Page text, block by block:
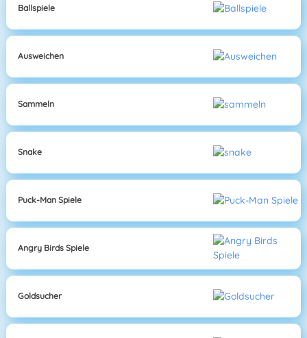
Ballspiele
Ausweichen
Sammeln
Snake
Puck-Man Spiele
Angry Birds Spiele
Goldsucher